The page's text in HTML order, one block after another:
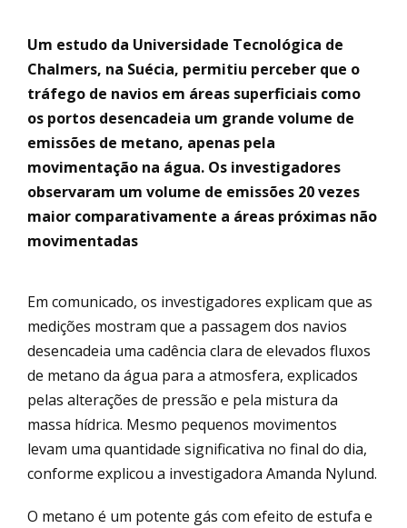
Um estudo da Universidade Tecnológica de
Chalmers, na Suécia, permitiu perceber que o
tráfego de navios em áreas superficiais como
os portos desencadeia um grande volume de
emissões de metano, apenas pela
movimentação na água. Os investigadores
observaram um volume de emissões 20 vezes
maior comparativamente a áreas próximas não
movimentadas
Em comunicado, os investigadores explicam que as
medições mostram que a passagem dos navios
desencadeia uma cadência clara de elevados fluxos
de metano da água para a atmosfera, explicados
pelas alterações de pressão e pela mistura da
massa hídrica. Mesmo pequenos movimentos
levam uma quantidade significativa no final do dia,
conforme explicou a investigadora Amanda Nylund.
O metano é um potente gás com efeito de estufa e